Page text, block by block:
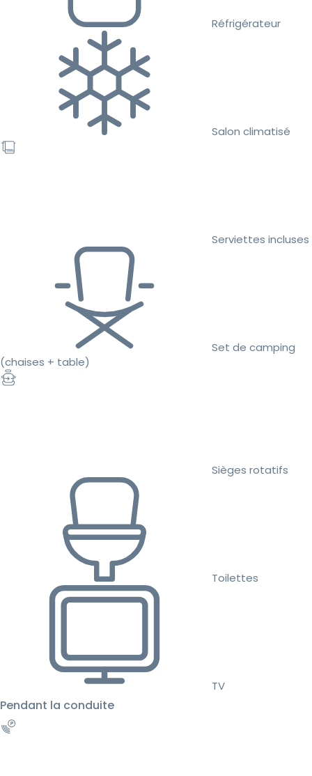
Réfrigérateur
Salon climatisé
Serviettes incluses
Set de camping
(chaises + table)
Sièges rotatifs
Toilettes
TV
Pendant la conduite